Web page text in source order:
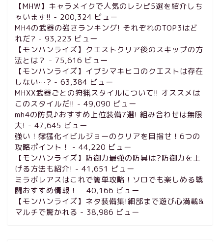
【MHW】キャラメイクで人気のレシピ5選を紹介しち
ゃいます!! - 200,324 ビュー
MH4の武器の強さランキング! それぞれのTOP3はど
れだ? - 93,223 ビュー
【モンハンライズ】クエストクリア後のスキップの方
法とは？ - 75,616 ビュー
【モンハンライズ】イブシマキヒコのクエストは存在
しない…? - 63,384 ビュー
MHXX武器ごとの狩猟スタイルについて!! オススメは
このスタイルだ!! - 49,090 ビュー
mh4の防具♪おすすめ上位装備7選! 組み合わせは無限
大! - 47,645 ビュー
強い！獰猛化イビルジョーのクリアを目指せ！6つの
攻略ポイント！
- 44,220 ビュー
【モンハンライズ】防御力最強の防具は?防御力を上
げる方法も紹介! - 41,651 ビュー
ミラボレアスはこれで簡単攻略！ソロでも楽しめる戦
闘おすすめ情報！
- 40,166 ビュー
【モンハンライズ】ネタ装備集!細部まで遊び心満載&
マルチで驚かれる - 38,986 ビュー